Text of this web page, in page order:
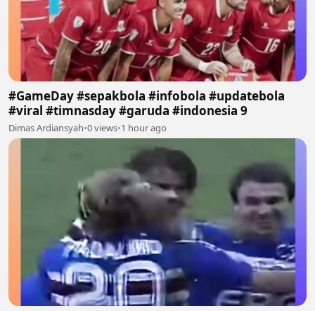
#GameDay #sepakbola #infobola #updatebola
#viral #timnasday #garuda #indonesia 9
Dimas Ardiansyah•0 views•1 hour ago